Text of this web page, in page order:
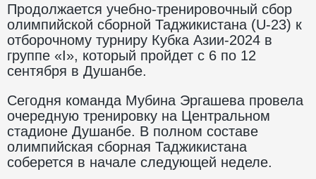
Продолжается учебно-тренировочный сбор
олимпийской сборной Таджикистана (U-23) к
отборочному турниру Кубка Азии-2024 в
группе «I», который пройдет с 6 по 12
сентября в Душанбе.
Сегодня команда Мубина Эргашева провела
очередную тренировку на Центральном
стадионе Душанбе. В полном составе
олимпийская сборная Таджикистана
соберется в начале следующей неделе.